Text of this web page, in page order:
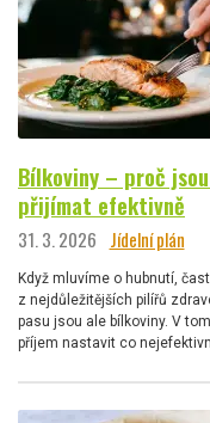
Bílkoviny – proč
přijímat efektivně
31. 3. 2026 Jídelní plán
Když mluvíme o hubnutí,
z nejdůležitějších pilířů
pasu jsou ale bílkoviny. V
příjem nastavit co